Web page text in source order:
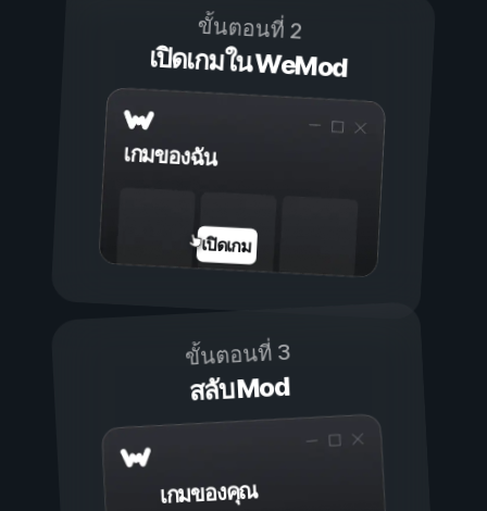
ขั้นตอนที่ 2
เปิดเกมใน WeMod
เกมของฉัน
เปิดเกม
ขั้นตอนที่ 3
สลับ Mod
เกมของคุณ